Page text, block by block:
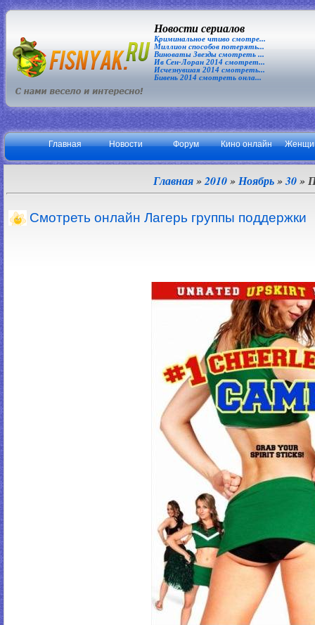
Новости сериалов
Криминальное чтиво смотре...
Миллион способов потерять...
Виноваты Звезды смотреть ...
Ив Сен-Лоран 2014 смотрет...
Исчезнувшая 2014 смотреть...
Бивень 2014 смотреть онла...
Главная Новости Форум Кино онлайн
Главная»2010»Ноябрь»30»
Смотреть онлайн Лагерь группы поддержки